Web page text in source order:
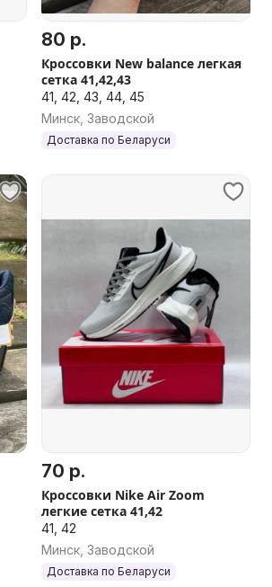
80 р.
Кроссовки New balance легкая
сетка 41,42,43
41, 42, 43, 44, 45
Минск, Заводской
Доставка по Беларуси
70 р.
Кроссовки Nike Air Zoom
легкие сетка 41,42
41, 42
Минск, Заводской
Доставка по Беларуси